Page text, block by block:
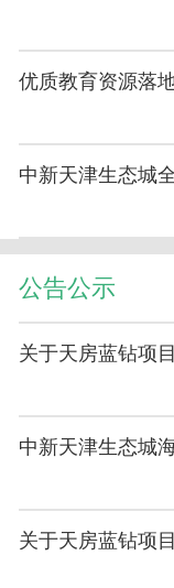
中新天津生态城
公告公示
关于天房蓝钻项